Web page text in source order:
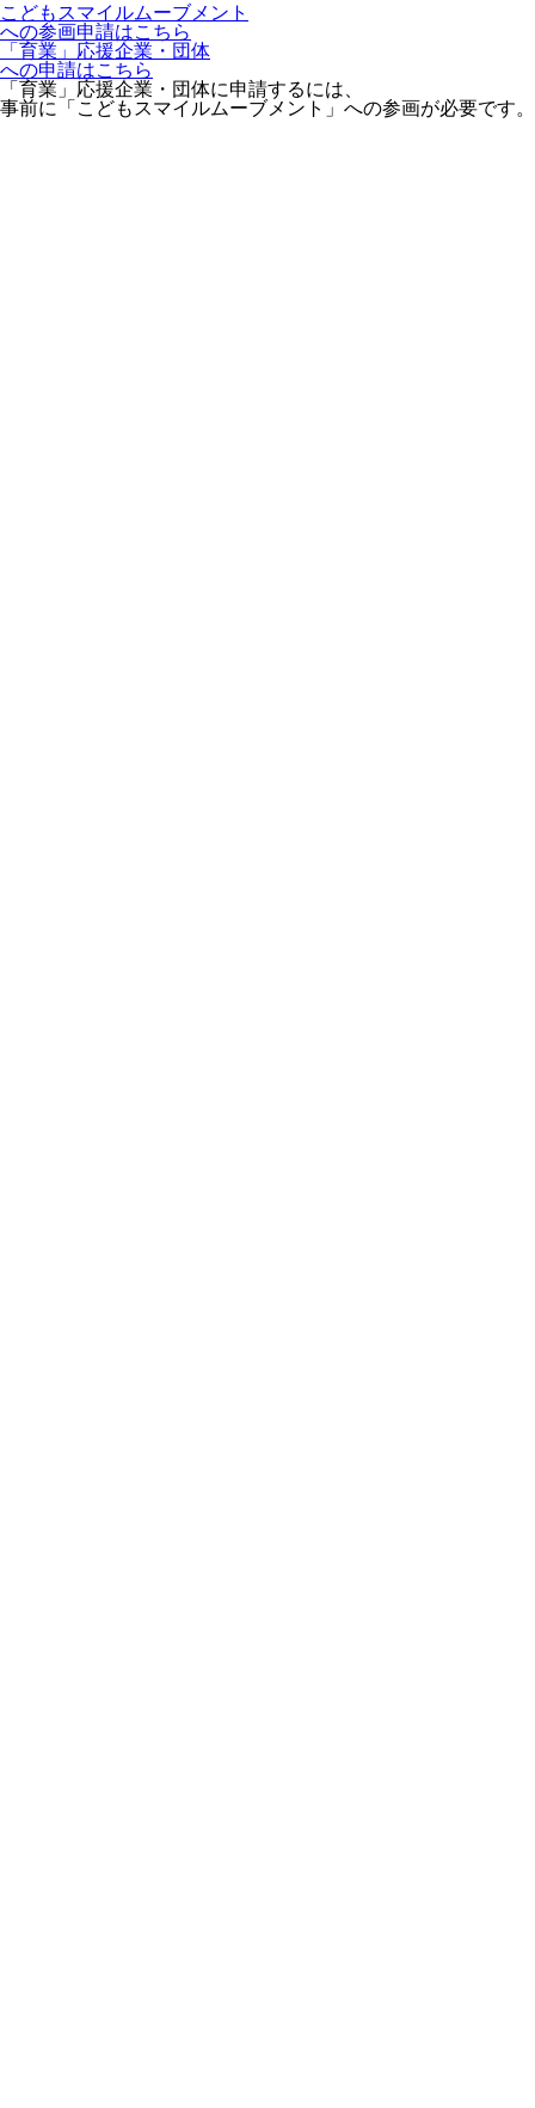
こどもスマイルムーブメント
への参画申請はこちら
「育業」応援企業・団体
への申請はこちら
「育業」応援企業・団体に申請するには、
事前に「こどもスマイルムーブメント」への参画が必要です。